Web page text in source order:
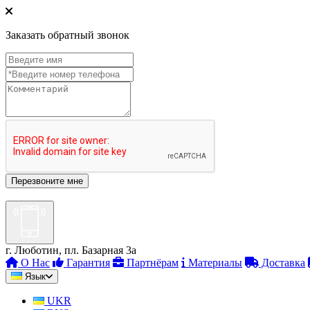
Заказать обратный звонок
г. Люботин, пл. Базарная 3а
О Нас
Гарантия Партнёрам Материалы Доставка
Язык
UKR